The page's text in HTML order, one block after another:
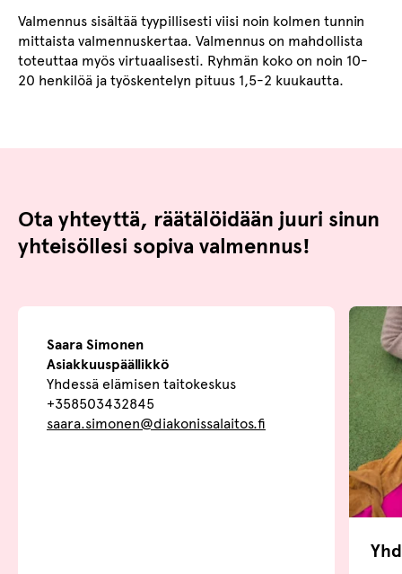
Valmennus sisältää tyypillisesti viisi noin kolmen tunnin
mittaista valmennuskertaa. Valmennus on mahdollista
toteuttaa myös virtuaalisesti. Ryhmän koko on noin 10-
20 henkilöä ja työskentelyn pituus 1,5-2 kuukautta.
Ota yhteyttä, räätälöidään juuri sinun
yhteisöllesi sopiva valmennus!
Saara Simonen
Asiakkuuspäällikkö
Yhdessä elämisen taitokeskus
+358503432845
saara.simonen@diakonissalaitos.fi